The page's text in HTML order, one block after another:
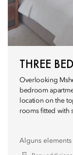
THREE
Overlooking
bedroom
location on the
rooms fitted with
Alguns elements